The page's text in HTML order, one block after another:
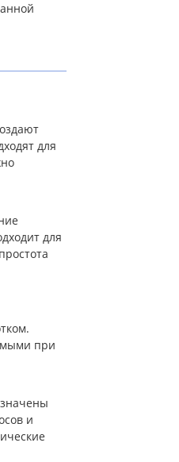
для
для
при
и